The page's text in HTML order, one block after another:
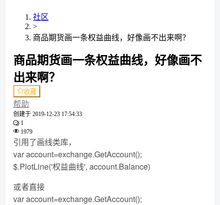
社区
>
商品期货画一条权益曲线，好像画不出来啊？
商品期货画一条权益曲线，好像画不
出来啊？
收藏
帮助
创建于 2019-12-23 17:54:33
1
1979
引用了画线类库，
var account=exchange.GetAccount();
$.PlotLine('权益曲线', account.Balance)
或者直接
var account=exchange.GetAccount();